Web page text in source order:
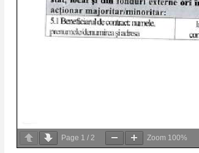
Page 1 / 2 Zoom 100%